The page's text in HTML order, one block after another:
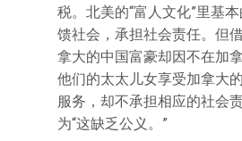
税。北美的“富人文化”里基
馈社会，承担社会责任。但
拿大的中国富豪却因不在加
他们的太太儿女享受加拿大
服务，却不承担相应的社会
为“这缺乏公义。”